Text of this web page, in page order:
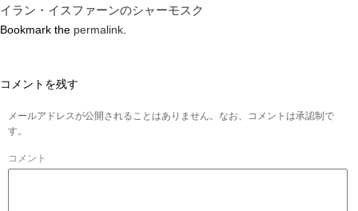
イラン・イスファーンのシャーモスク
Bookmark the permalink
コメントを残す
メールアドレスが公開されることはありません。なお、コメントは承認制で
す。
コメント